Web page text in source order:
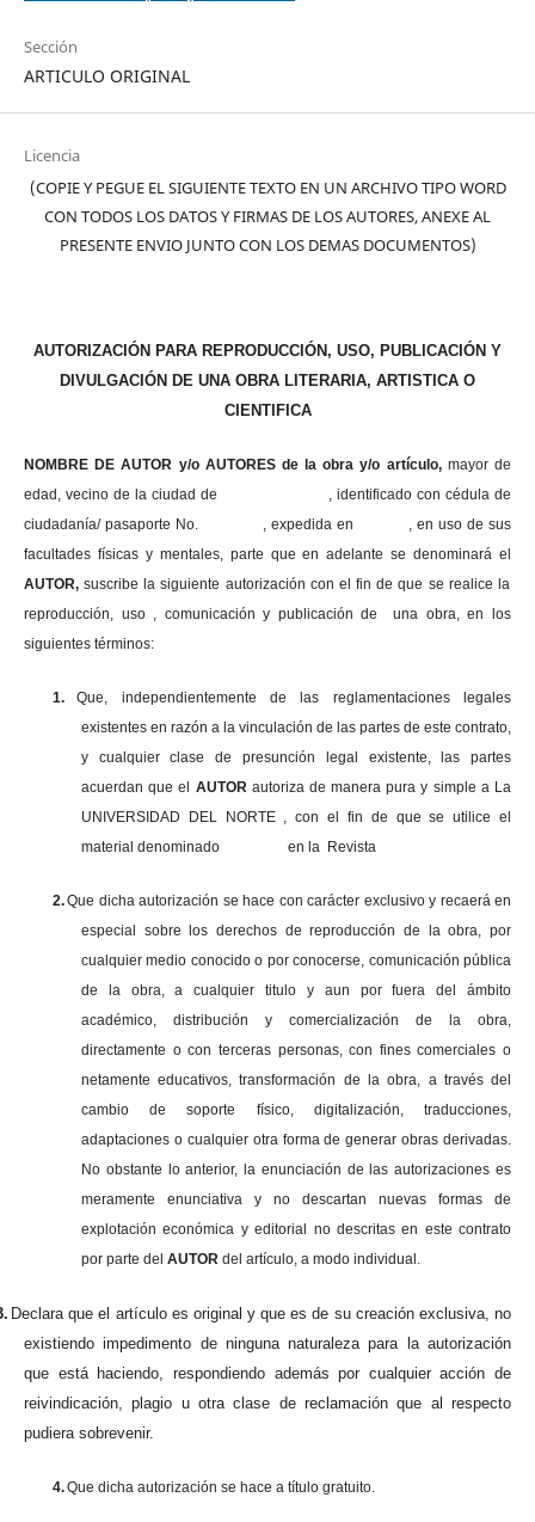
Sección
ARTICULO ORIGINAL
Licencia
(COPIE Y PEGUE EL SIGUIENTE TEXTO EN UN ARCHIVO TIPO WORD
CON TODOS LOS DATOS Y FIRMAS DE LOS AUTORES, ANEXE AL
PRESENTE ENVIO JUNTO CON LOS DEMAS DOCUMENTOS)
AUTORIZACIÓN PARA REPRODUCCIÓN, USO, PUBLICACIÓN Y
DIVULGACIÓN DE UNA OBRA LITERARIA, ARTISTICA O
CIENTIFICA
NOMBRE DE AUTOR y/o AUTORES de la obra y/o artículo, mayor de
edad, vecino de la ciudad de , identificado con cédula de
ciudadanía/ pasaporte No. , expedida en , en uso de sus
facultades físicas y mentales, parte que en adelante se denominará el
AUTOR,suscribe la siguiente autorización con el fin de que se realice la
reproducción, uso , comunicación y publicación de una obra, en los
siguientes términos:
1.
Que, independientemente de las reglamentaciones legales
existentes en razón a la vinculación de las partes de este contrato,
y cualquier clase de presunción legal existente, las partes
acuerdan que el AUTOR autoriza de manera pura y simple a La
UNIVERSIDAD DEL NORTE , con el fin de que se utilice el
material denominado en la Revista
2.Que dicha autorización se hace con carácter exclusivo y recaerá en
especial sobre los derechos de reproducción de la obra, por
cualquier medio conocido o por conocerse, comunicación pública
de la obra, a cualquier titulo y aun por fuera del ámbito
académico, distribución y comercialización de la obra,
directamente o con terceras personas, con fines comerciales o
netamente educativos, transformación de la obra, a través del
cambio de soporte físico, digitalización, traducciones,
adaptaciones o cualquier otra forma de generar obras derivadas.
No obstante lo anterior, la enunciación de las autorizaciones es
meramente enunciativa y no descartan nuevas formas de
explotación económica y editorial no descritas en este contrato
por parte del AUTORdel artículo, a modo individual.
Declara que el artículo es original y que es de su creación exclusiva, no
existiendo impedimento de ninguna naturaleza para la autorización
que está haciendo, respondiendo además por cualquier acción de
reivindicación, plagio u otra clase de reclamación que al respecto
pudiera sobrevenir.
4.Que dicha autorización se hace a título gratuito.